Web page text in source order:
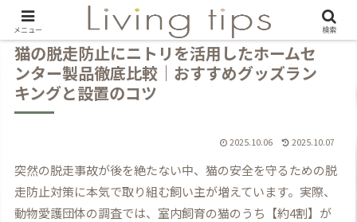
猫の脱走防止にニトリを活用したホームセ
ンター製品徹底比較｜おすすめグッズラン
キングと設置のコツ
2025.10.06 2025.10.07
突然の脱走事故が後を絶たない中、猫の安全を守るための脱
走防止対策に本気で取り組む飼い主が増えています。実際、
動物愛護団体の調査では、室内飼育の猫のうち【約4割】が
メニュー 検索